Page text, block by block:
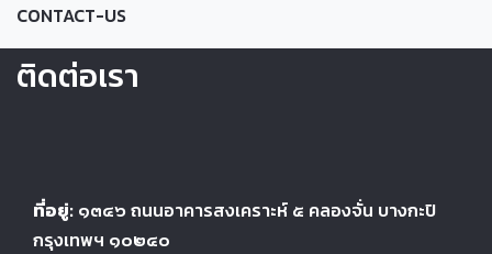
CONTACT-US
ติดต่อเรา
ที่อยู่: ๑๓๔๖ ถนนอาคารสงเคราะห์ ๕ คลองจั่น บางกะปิ
กรุงเทพฯ ๑๐๒๔๐